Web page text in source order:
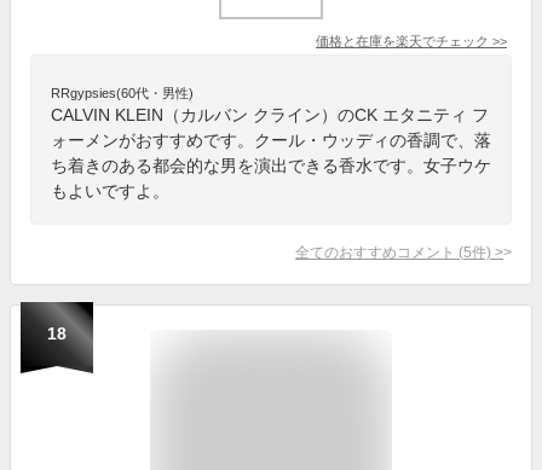
価格と在庫を楽天でチェック >>
RRgypsies(60代・男性)
CALVIN KLEIN（カルバン クライン）のCK エタニティ フ
ォーメンがおすすめです。クール・ウッディの香調で、落
ち着きのある都会的な男を演出できる香水です。女子ウケ
もよいですよ。
全てのおすすめコメント (5件) >
18